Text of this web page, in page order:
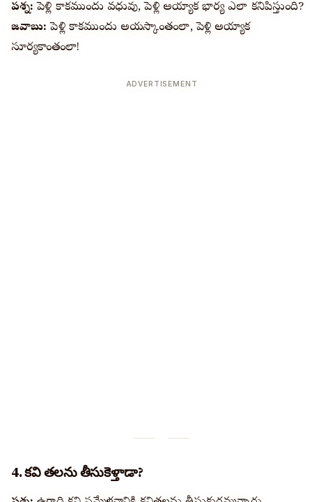
ప్రశ్న: పెళ్లి కాకముందు వధువు, పెళ్లి అయ్యాక భార్య ఎలా కనిపిస్తుంది?
జవాబు: పెళ్లి కాకముందు అయస్కాంతంలా, పెళ్లి అయ్యాక
సూర్యకాంతంలా!
ADVERTISEMENT
4. కవి తలను తీసుకెళ్తాడా?